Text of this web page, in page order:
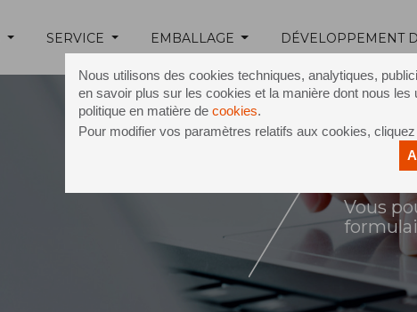
Nous utilisons des cookies techniques, analytiques,
en savoir plus sur les cookies et la manière dont nous les
politique en matière de cookies.
Pour modifier vos paramètres relatifs aux cookies, cliquez
SERVICE EMBALLAGE DÉVELOPPEMENT
Vous